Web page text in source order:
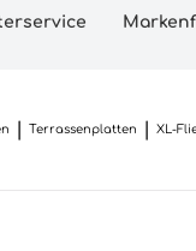
Terrassenplatten XL-